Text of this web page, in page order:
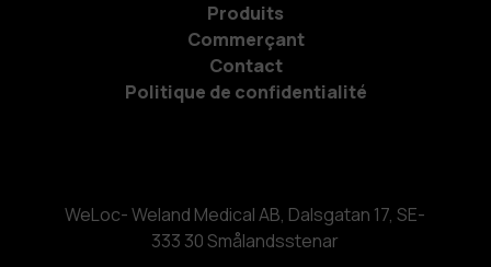
Produits
Commerçant
Contact
Politique de confidentialité
WeLoc- Weland Medical AB, Dalsgatan 17, SE-
333 30 Smålandsstenar